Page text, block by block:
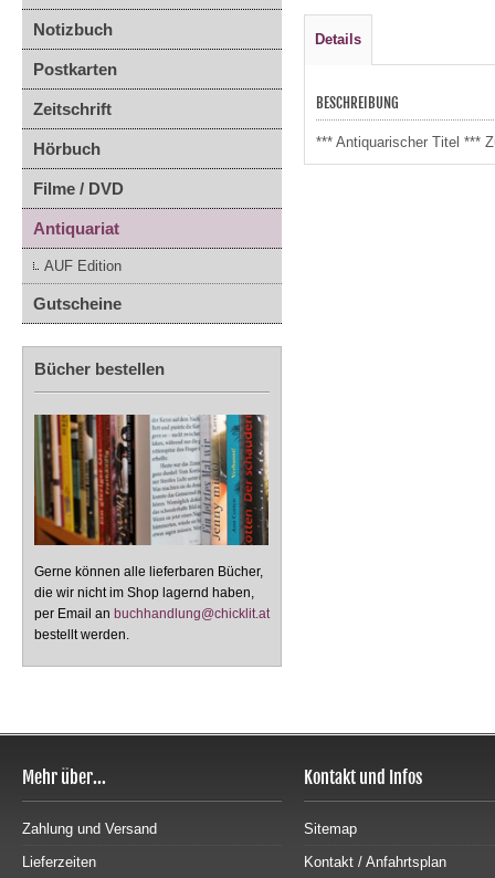
Notizbuch
Postkarten
Zeitschrift
Hörbuch
Filme / DVD
Antiquariat
AUF Edition
Gutscheine
Bücher bestellen
Gerne können alle lieferbaren Bücher,
die wir nicht im Shop lagernd haben,
per Email an buchhandlung@chicklit.at
bestellt werden.
Details
BESCHREIBUNG
*** Antiquarischer Titel ***
Mehr über...
Zahlung und Versand
Lieferzeiten
Kontakt und Infos
Sitemap
Kontakt / Anfahrtsplan